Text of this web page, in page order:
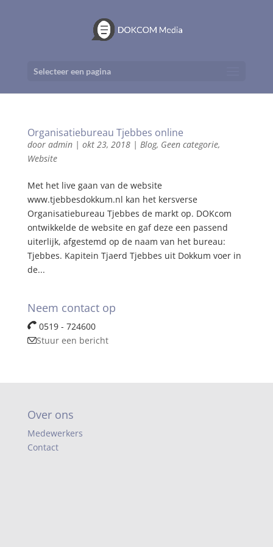
Selecteer een pagina
Organisatiebureau Tjebbes online
door admin| okt 23, 2018| Blog, Geen categorie,
Website
Met het live gaan van de website
www.tjebbesdokkum.nl kan het kersverse
Organisatiebureau Tjebbes de markt op. DOKcom
ontwikkelde de website en gaf deze een passend
uiterlijk, afgestemd op de naam van het bureau:
Tjebbes. Kapitein Tjaerd Tjebbes uit Dokkum voer in
de...
Neem contact op
0519 - 724600
Stuur een bericht
Over ons
Medewerkers
Contact